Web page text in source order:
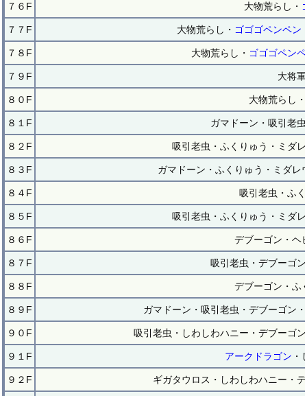
７６F 大物荒らし・
７７F 大物荒らし・ ゴゴゴペンペン
７８F 大物荒らし・ ゴゴゴペン
７９F 大将
８０F 大物荒らし
８１F ガマドーン・吸引老
８２F 吸引老虫・ふくりゅう・ミダ
８３F ガマドーン・ふくりゅう・ミダ
８４F 吸引老虫・ふ
８５F 吸引老虫・ふくりゅう・ミダ
８６F デブーゴン・ヘ
８７F 吸引老虫・デブーゴ
８８F デブーゴン・ふ
８９F ガマドーン・吸引老虫・デブーゴン
９０F 吸引老虫・しわしわハニー・デブーゴ
９１F アークドラゴン
９２F ギガタウロス・しわしわハニー・